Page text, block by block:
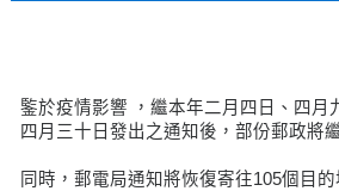
鍳於疫情影響 ，繼本年二月四日、四月
四月三十日發出之通知後，部份郵政將
同時，郵電局通知將恢復寄往105個目的